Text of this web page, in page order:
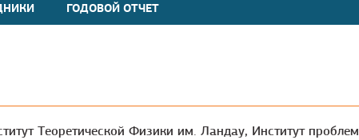
ГОДОВОЙ ОТЧЕТ
Теоретической Физики им. Ландау, Институт проблем